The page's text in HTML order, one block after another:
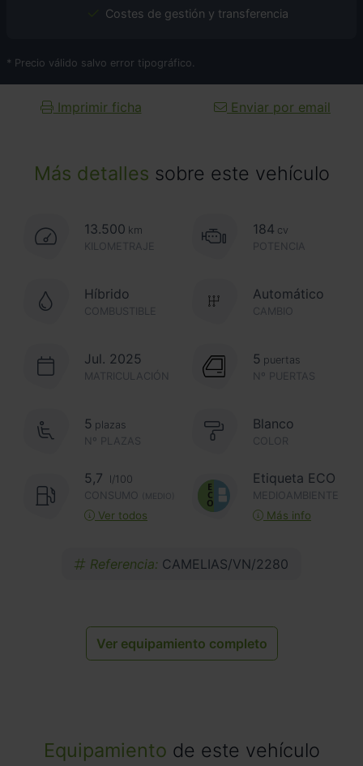
Más detalles sobre este vehículo
13.500 km
KILOMETRAJE
184 cv
POTENCIA
Híbrido
COMBUSTIBLE CAMBIO
Automático
Jul. 2025
MATRICULACIÓN Nº PUERTAS
5 puertas
Nº PLAZAS
5 plazas Blanco
COLOR
5,7
l/100
CONSUMO
(MEDIO)
Ver todos
Etiqueta ECO
MEDIOAMBIENTE
Más info
Referencia: CAMELIAS/VN/2280
Ver equipamiento completo
Costes de gestión y transferencia
* Precio válido salvo error tipográfico.
Imprimir ficha Enviar por email
Equipamiento de este vehículo